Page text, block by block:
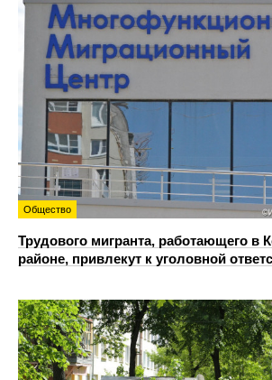
Общество
Трудового мигранта, работающего в
районе, привлекут к уголовной